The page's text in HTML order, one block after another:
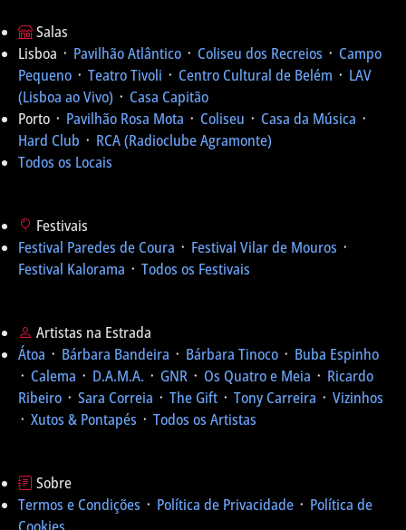
Salas
Lisboa ᛫ Pavilhão Atlântico ᛫ Coliseu dos Recreios ᛫ Campo
Pequeno ᛫ Teatro Tivoli ᛫ Centro Cultural de Belém ᛫ LAV
(Lisboa ao Vivo) ᛫ Casa Capitão
Porto ᛫ Pavilhão Rosa Mota ᛫ Coliseu ᛫ Casa da Música ᛫
Hard Club ᛫ RCA (Radioclube Agramonte)
Todos os Locais
Festivais
Festival Paredes de Coura ᛫ Festival Vilar de Mouros ᛫
Festival Kalorama ᛫ Todos os Festivais
Artistas na Estrada
Átoa ᛫ Bárbara Bandeira ᛫ Bárbara Tinoco ᛫ Buba Espinho
᛫ Calema ᛫ D.A.M.A. ᛫ GNR ᛫ Os Quatro e Meia ᛫ Ricardo
Ribeiro ᛫ Sara Correia ᛫ The Gift ᛫ Tony Carreira ᛫ Vizinhos
᛫ Xutos & Pontapés ᛫ Todos os Artistas
Sobre
Termos e Condições ᛫ Política de Privacidade ᛫ Política de